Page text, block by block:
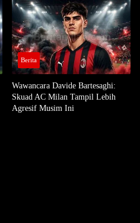
Berita
Wawancara Davide Bartesaghi:
Skuad AC Milan Tampil Lebih
Agresif Musim Ini